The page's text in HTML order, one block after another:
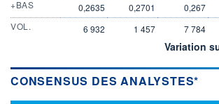
+BAS
0,2635 0,2701 0,267
VOL.
6 932 1 457 7 784
Variation
CONSENSUS DES ANALYSTES*